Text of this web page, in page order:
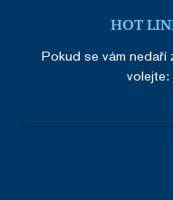
HOT
Pokud se vám
volejte: